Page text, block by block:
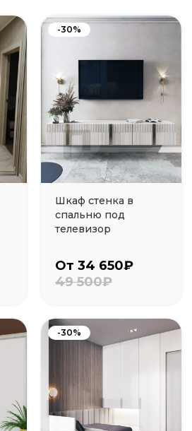
-30%
Шкаф стенка в
спальню под
телевизор
От 34 650₽
49 500₽
-30%